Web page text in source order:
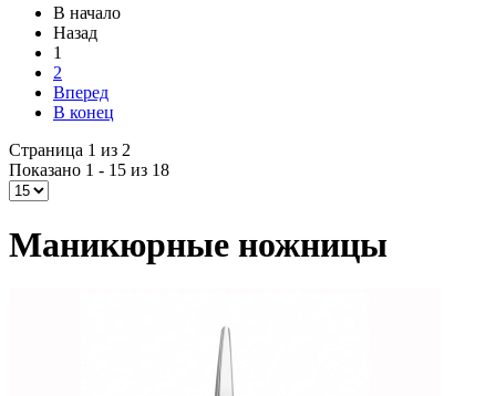
В начало
Назад
1
2
Вперед
В конец
Страница 1 из 2
Показано 1 - 15 из 18
Маникюрные ножницы